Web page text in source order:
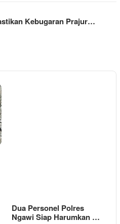
Kebugaran Prajur…
Dua Personel Polres
Ngawi Siap Harumkan …